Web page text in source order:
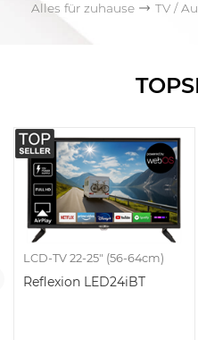
Alles für zuhause TV /
LCD-TV 22-25" (56-64cm)
Reflexion LED24iBT